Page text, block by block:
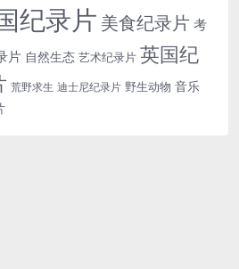
纪录片 美食纪录片考
片 自然生态 艺术纪录片 英国纪
荒野求生 迪士尼纪录片 野生动物 音乐